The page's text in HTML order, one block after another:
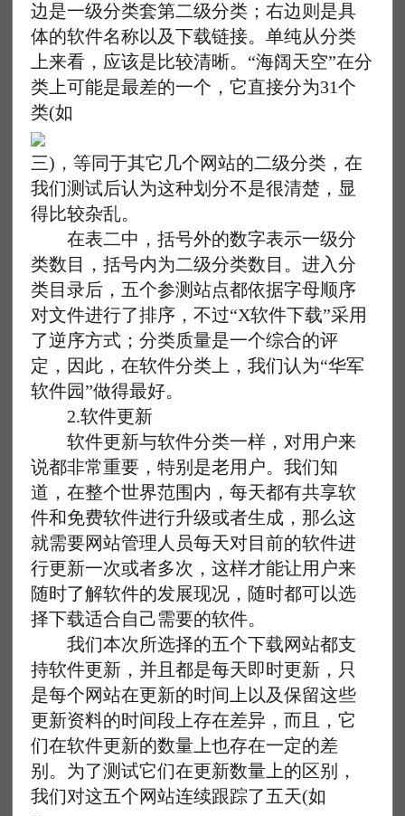
边是一级分类套第二级分类；右边则是具
体的软件名称以及下载链接。单纯从分类
上来看，应该是比较清晰。“海阔天空”在分
类上可能是最差的一个，它直接分为31个
类(如
三)，等同于其它几个网站的二级分类，在
我们测试后认为这种划分不是很清楚，显
得比较杂乱。
在表二中，括号外的数字表示一级分
类数目，括号内为二级分类数目。进入分
类目录后，五个参测站点都依据字母顺序
对文件进行了排序，不过“X软件下载”采用
了逆序方式；分类质量是一个综合的评
定，因此，在软件分类上，我们认为“华军
软件园”做得最好。
2.软件更新
软件更新与软件分类一样，对用户来
说都非常重要，特别是老用户。我们知
道，在整个世界范围内，每天都有共享软
件和免费软件进行升级或者生成，那么这
就需要网站管理人员每天对目前的软件进
行更新一次或者多次，这样才能让用户来
随时了解软件的发展现况，随时都可以选
择下载适合自己需要的软件。
我们本次所选择的五个下载网站都支
持软件更新，并且都是每天即时更新，只
是每个网站在更新的时间上以及保留这些
更新资料的时间段上存在差异，而且，它
们在软件更新的数量上也存在一定的差
别。为了测试它们在更新数量上的区别，
我们对这五个网站连续跟踪了五天(如